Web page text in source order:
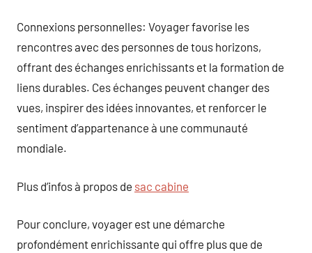
Connexions personnelles: Voyager favorise les
rencontres avec des personnes de tous horizons,
offrant des échanges enrichissants et la formation de
liens durables. Ces échanges peuvent changer des
vues, inspirer des idées innovantes, et renforcer le
sentiment d’appartenance à une communauté
mondiale.
Plus d’infos à propos de sac cabine
Pour conclure, voyager est une démarche
profondément enrichissante qui offre plus que de